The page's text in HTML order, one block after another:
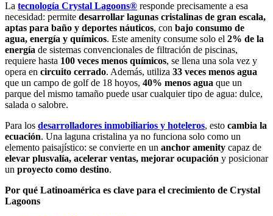
La tecnología Crystal Lagoons® responde precisamente a esa
necesidad: permite desarrollar lagunas cristalinas de gran escala,
aptas para baño y deportes náuticos, con bajo consumo de
agua, energía y químicos. Este amenity consume solo el 2% de la
energía de sistemas convencionales de filtración de piscinas,
requiere hasta 100 veces menos químicos, se llena una sola vez y
opera en circuito cerrado. Además, utiliza 33 veces menos agua
que un campo de golf de 18 hoyos, 40% menos agua que un
parque del mismo tamaño puede usar cualquier tipo de agua: dulce,
salada o salobre.
Para los desarrolladores inmobiliarios y hoteleros, esto cambia la
ecuación. Una laguna cristalina ya no funciona solo como un
elemento paisajístico: se convierte en un anchor amenity capaz de
elevar plusvalía, acelerar ventas, mejorar ocupación y posicionar
un proyecto como destino.
Por qué Latinoamérica es clave para el crecimiento de Crystal
Lagoons